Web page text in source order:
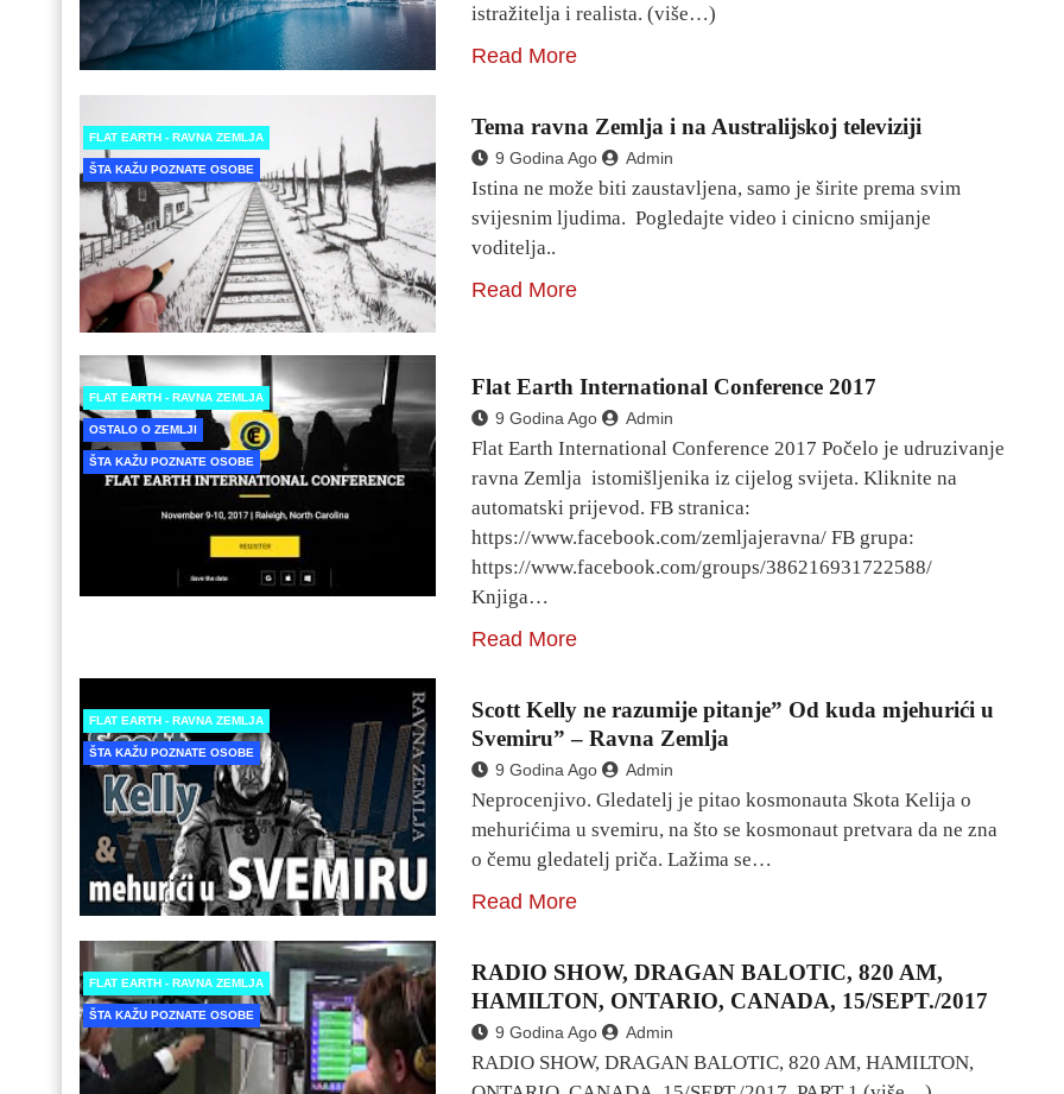
istražitelja i realista. (više…)
Read More
FLAT EARTH - RAVNA ZEMLJA
ŠTA KAŽU POZNATE OSOBE
Tema ravna Zemlja i na Australijskoj televiziji
9 Godina Ago Admin
Istina ne može biti zaustavljena, samo je širite prema svim
svijesnim ljudima. Pogledajte video i cinicno smijanje
voditelja..
Read More
FLAT EARTH - RAVNA ZEMLJA
OSTALO O ZEMLJI
ŠTA KAŽU POZNATE OSOBE
Flat Earth International Conference 2017
9 Godina Ago Admin
Flat Earth International Conference 2017 Počelo je udruzivanje
ravna Zemlja istomišljenika iz cijelog svijeta. Kliknite na
automatski prijevod. FB stranica:
https://www.facebook.com/zemljajeravna/ FB grupa:
https://www.facebook.com/groups/386216931722588/
Knjiga…
Read More
FLAT EARTH - RAVNA ZEMLJA
ŠTA KAŽU POZNATE OSOBE
Scott Kelly ne razumije pitanje” Od kuda mjehurići u
Svemiru” – Ravna Zemlja
9 Godina Ago Admin
Neprocenjivo. Gledatelj je pitao kosmonauta Skota Kelija o
mehurićima u svemiru, na što se kosmonaut pretvara da ne zna
o čemu gledatelj priča. Lažima se…
Read More
FLAT EARTH - RAVNA ZEMLJA
ŠTA KAŽU POZNATE OSOBE
RADIO SHOW, DRAGAN BALOTIC, 820 AM,
HAMILTON, ONTARIO, CANADA, 15/SEPT./2017
9 Godina Ago Admin
RADIO SHOW, DRAGAN BALOTIC, 820 AM, HAMILTON,